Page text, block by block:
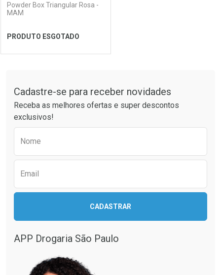
Powder Box Triangular Rosa -
MAM
PRODUTO ESGOTADO
Laboratório
Por Menos
Cadastre-se para receber novidades
Receba as melhores ofertas e super descontos
exclusivos!
Nome
Email
CADASTRAR
APP Drogaria São Paulo